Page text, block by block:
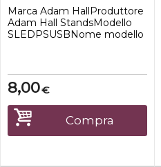
Marca Adam HallProduttore
Adam Hall StandsModello
SLEDPSUSBNome modello
prodotto 12 x 15 x 5 cm; 90
grammiNumero modello
articolo
SLEDPSUSBNumero
articolo
SLEDPSUSBPeriferiche
€
8,00
Compra